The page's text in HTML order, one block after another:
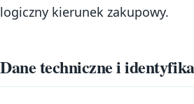
logiczny kierunek zakupowy.
Dane techniczne i